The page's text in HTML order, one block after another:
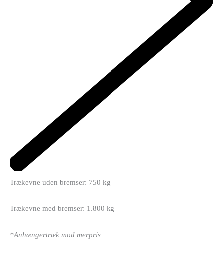
Trækevne uden bremser: 750 kg
Trækevne med bremser: 1.800 kg
*Anhængertræk mod merpris